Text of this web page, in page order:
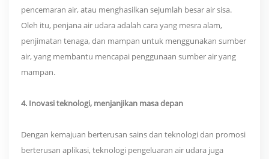
pencemaran air, atau menghasilkan sejumlah besar air sisa.
Oleh itu, penjana air udara adalah cara yang mesra alam,
penjimatan tenaga, dan mampan untuk menggunakan sumber
air, yang membantu mencapai penggunaan sumber air yang
mampan.
4. Inovasi teknologi, menjanjikan masa depan
Dengan kemajuan berterusan sains dan teknologi dan promosi
berterusan aplikasi, teknologi pengeluaran air udara juga